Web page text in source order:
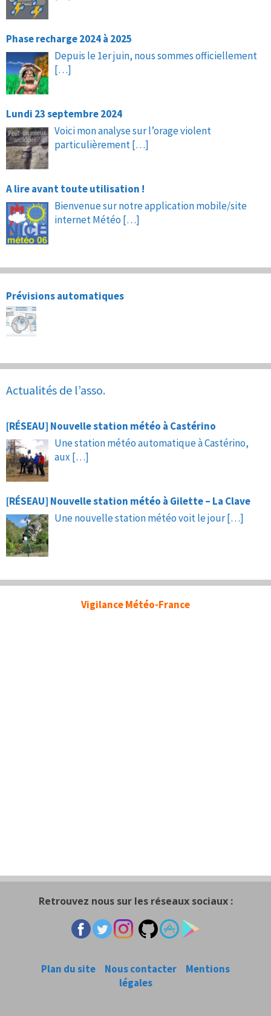
Phase recharge 2024 à 2025
Depuis le 1er juin, nous sommes officiellement
[…]
Lundi 23 septembre 2024
Voici mon analyse sur l’orage violent
particulièrement[…]
A lire avant toute utilisation !
Bienvenue sur notre application mobile/site
internet Météo […]
Prévisions automatiques
Actualités de l’asso.
[RÉSEAU] Nouvelle station météo à Castérino
Une station météo automatique à Castérino,
aux […]
[RÉSEAU] Nouvelle station météo à Gilette – La Clave
Une nouvelle station météo voit le jour[…]
Vigilance Météo-France
Retrouvez nous sur les réseaux sociaux :
Plan du site Nous contacter
Mentions
légales